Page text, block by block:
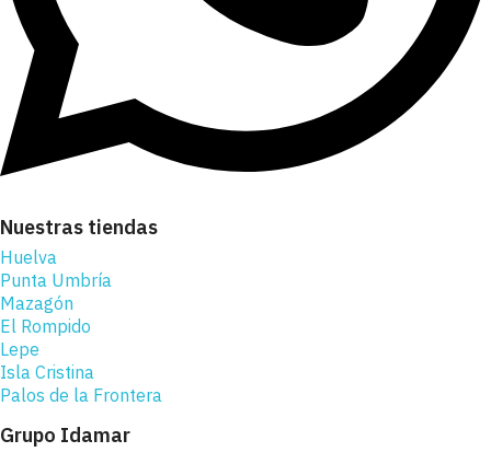
Nuestras tiendas
Huelva
Punta Umbría
Mazagón
El Rompido
Lepe
Isla Cristina
Palos de la Frontera
Grupo Idamar